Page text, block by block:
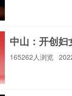
中山：开创
165262人浏览